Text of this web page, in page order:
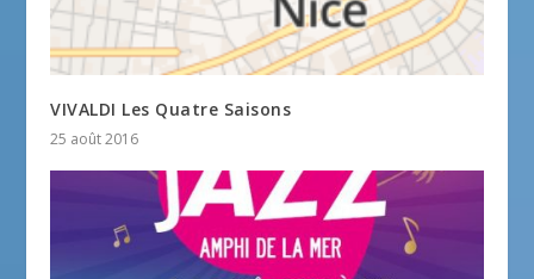
VIVALDI Les Quatre Saisons
25 août 2016